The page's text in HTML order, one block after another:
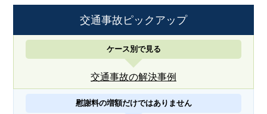
交通事故ピックアップ
ケース別で見る
交通事故の解決事例
慰謝料の増額だけではありません